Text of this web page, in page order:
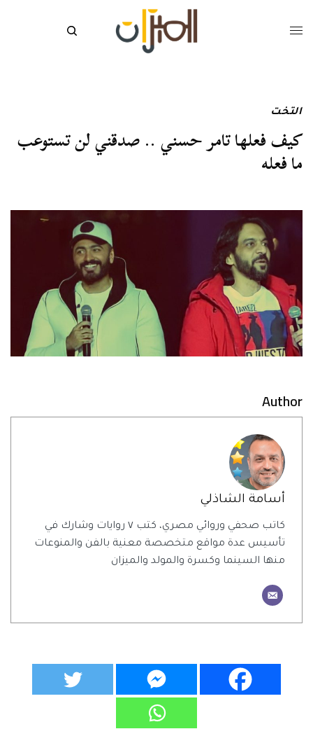
التخت
كيف فعلها تامر حسني .. صدقني لن تستوعب
ما فعله
Author
أسامة الشاذلي
كاتب صحفي وروائي مصري، كتب ٧ روايات وشارك في
تأسيس عدة مواقع متخصصة معنية بالفن والمنوعات
منها السينما وكسرة والمولد والميزان